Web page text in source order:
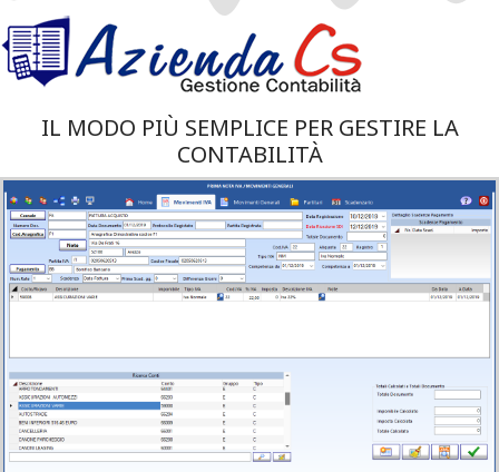
IL MODO PIÙ SEMPLICE PER GESTIRE LA
CONTABILITÀ